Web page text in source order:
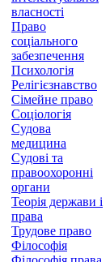
власності
Право
соціального
забезпечення
Психологія
Релігієзнавство
Сімейне право
Соціологія
Судова
медицина
Судові та
правоохоронні
органи
Теорія держави і
права
Трудове право
Філософія